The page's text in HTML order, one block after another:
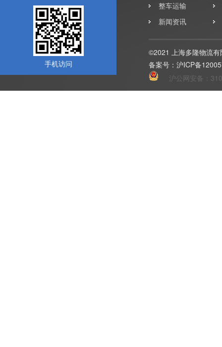
手机访问
整车运输
新闻资讯
©2021 上海多隆物流
备案号： 沪ICP备
沪公网安备：